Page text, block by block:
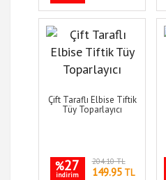
Çift Taraflı Elbise Tiftik
Tüy Toparlayıcı
%27
indirim
204.10 TL
149.95TL